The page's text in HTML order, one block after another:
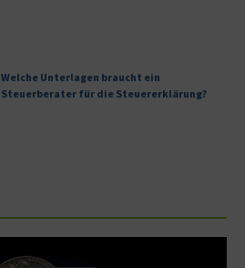
Welche Unterlagen braucht ein
Steuerberater für die Steuererklärung?